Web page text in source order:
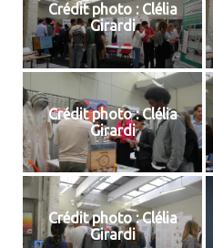
Crédit photo : Clélia
Girardi
Crédit photo : Clélia
Girardi
Crédit photo : Clélia
Girardi